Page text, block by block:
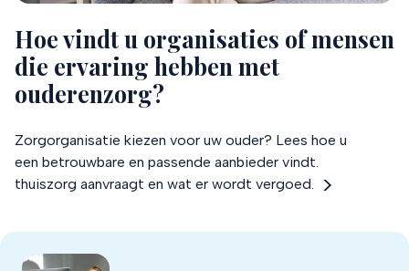
Hoe vindt u organisaties of mensen
die ervaring hebben met
ouderenzorg?
Zorgorganisatie kiezen voor uw ouder? Lees hoe u
een betrouwbare en passende aanbieder vindt.
thuiszorg aanvraagt en wat er wordt vergoed.